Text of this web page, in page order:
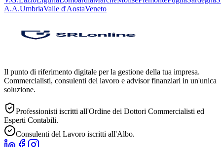
A.A.UmbriaValle d'AostaVeneto
Il punto di riferimento digitale per la gestione della tua impresa.
Commercialisti, consulenti del lavoro e advisor finanziari in un'unica
soluzione.
Professionisti iscritti all'Ordine dei Dottori Commercialisti ed
Esperti Contabili.
Consulenti del Lavoro iscritti all'Albo.